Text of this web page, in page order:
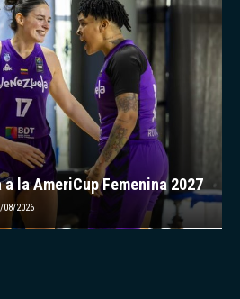
la AmeriCup Femenina 2027
08/2026